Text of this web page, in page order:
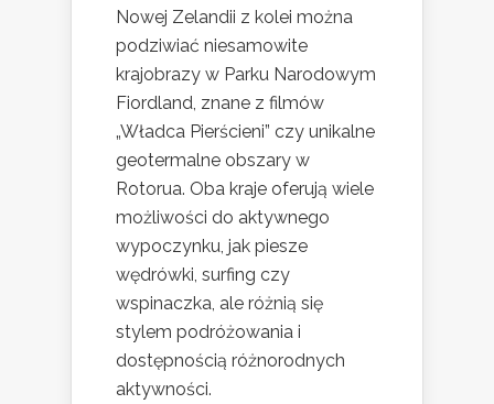
Nowej Zelandii z kolei można
podziwiać niesamowite
krajobrazy w Parku Narodowym
Fiordland, znane z filmów
„Władca Pierścieni” czy unikalne
geotermalne obszary w
Rotorua. Oba kraje oferują wiele
możliwości do aktywnego
wypoczynku, jak piesze
wędrówki, surfing czy
wspinaczka, ale różnią się
stylem podróżowania i
dostępnością różnorodnych
aktywności.